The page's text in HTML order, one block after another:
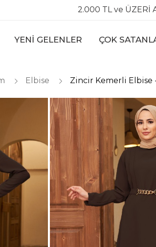
2.000 TL ve ÜZERİ
YENİ GELENLER ÇOK
Elbise Zincir Kemerli Elbise